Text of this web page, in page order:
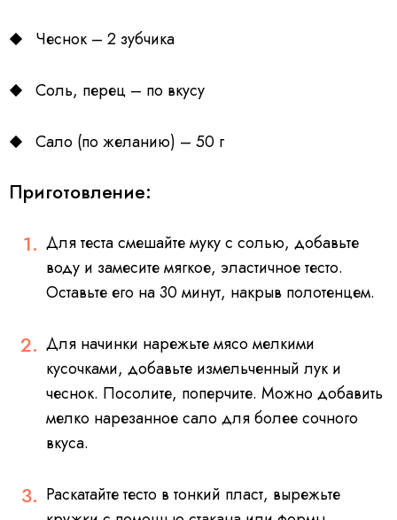
Чеснок – 2 зубчика
Соль, перец – по вкусу
Сало (по желанию) – 50 г
Приготовление:
Для теста смешайте муку с солью, добавьте
воду и замесите мягкое, эластичное тесто.
Оставьте его на 30 минут, накрыв полотенцем.
Для начинки нарежьте мясо мелкими
кусочками, добавьте измельченный лук и
чеснок. Посолите, поперчите. Можно добавить
мелко нарезанное сало для более сочного
вкуса.
Раскатайте тесто в тонкий пласт, вырежьте